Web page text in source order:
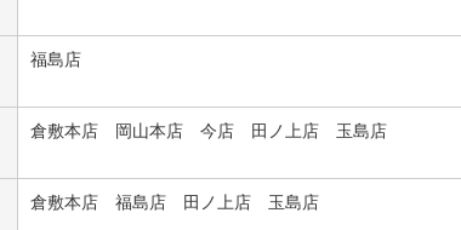
福島店
倉敷本店 岡山本店 今店 田ノ上店 玉島店
倉敷本店 福島店 田ノ上店 玉島店